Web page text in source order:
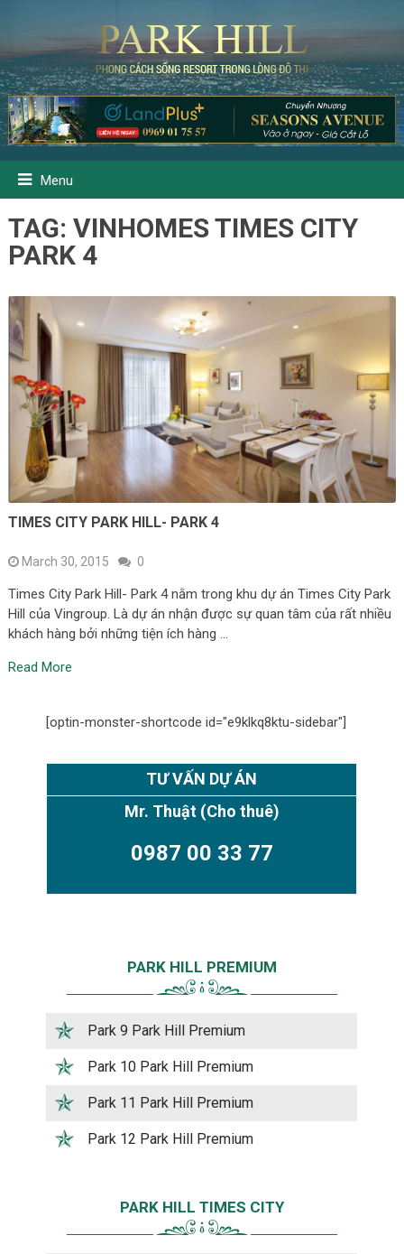
Menu
TAG: VINHOMES TIMES CITY
PARK 4
TIMES CITY PARK HILL- PARK 4
March 30, 2015 0
Times City Park Hill- Park 4 nằm trong khu dự án Times City Park
Hill của Vingroup. Là dự án nhận được sự quan tâm của rất nhiều
khách hàng bởi những tiện ích hàng …
Read More
[optin-monster-shortcode id="e9klkq8ktu-sidebar"]
TƯ VẤN DỰ ÁN
Mr. Thuật (Cho thuê)
0987 00 33 77
PARK HILL PREMIUM
Park 9 Park Hill Premium
Park 10 Park Hill Premium
Park 11 Park Hill Premium
Park 12 Park Hill Premium
PARK HILL TIMES CITY